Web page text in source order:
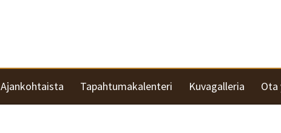
Ajankohtaista Tapahtumakalenteri Kuvagalleria